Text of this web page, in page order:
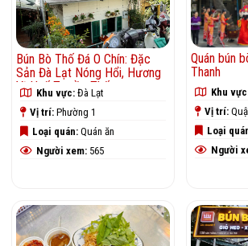
Bún Bò Thố Đá O Chín: Đặc
Sản Đà Lạt Nóng Hổi, Hương
Vị Huế Truyền Thống
Khu vực: Đà Lạt
Vị trí: Phường 1
Loại quán: Quán ăn
Người xem: 565
Quán bún
Thanh
Khu
Vị trí:
Loại
Người